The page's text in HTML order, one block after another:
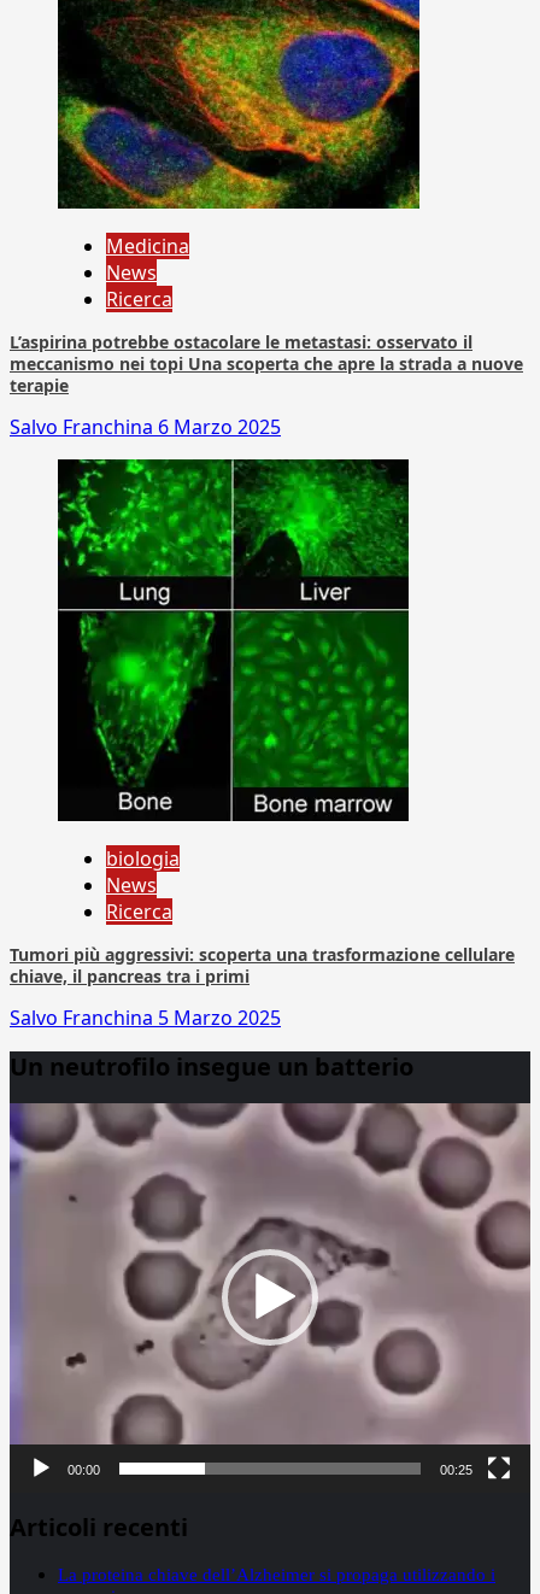
Medicina
News
Ricerca
L’aspirina potrebbe ostacolare le metastasi: osservato il
meccanismo nei topi Una scoperta che apre la strada a nuove
terapie
Salvo Franchina 6 Marzo 2025
biologia
News
Ricerca
Tumori più aggressivi: scoperta una trasformazione cellulare
chiave, il pancreas tra i primi
Salvo Franchina 5 Marzo 2025
Un neutrofilo insegue un batterio
Player
00:00 00:25
Articoli recenti
La proteina chiave dell’Alzheimer si propaga utilizzando i